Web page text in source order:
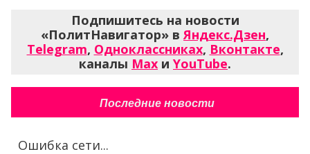
Подпишитесь на новости
«ПолитНавигатор» вЯндекс.Дзен,
Telegram, Одноклассниках, Вконтакте,
каналы Max и YouTube.
Последние новости
Ошибка сети...